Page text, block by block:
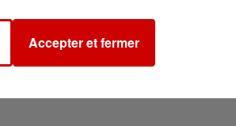
Accepter et fermer